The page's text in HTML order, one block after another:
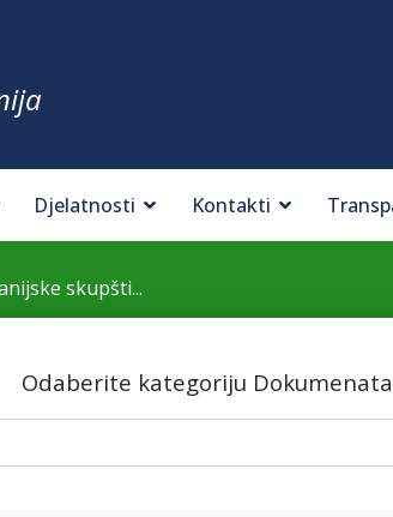
Djelatnosti Kontakti
skupšti...
Odaberite kategoriju Dokumenata